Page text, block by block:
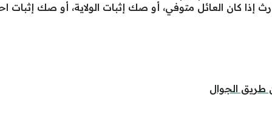
كان العائل متوفي، أو صك إثبات الولاية، أو صك إثبات
الجوال